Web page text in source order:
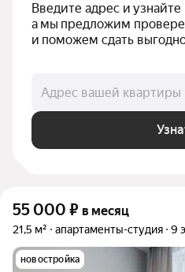
Введите адрес и
а мы предложим
и поможем сдать
Адрес вашей квартиры
55 000 ₽ в месяц
21,5 м² апартаменты-студия 9
новостройка